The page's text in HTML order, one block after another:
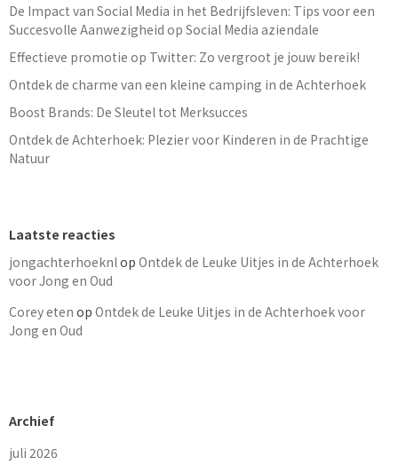
De Impact van Social Media in het Bedrijfsleven: Tips voor een
Succesvolle Aanwezigheid op Social Media aziendale
Effectieve promotie op Twitter: Zo vergroot je jouw bereik!
Ontdek de charme van een kleine camping in de Achterhoek
Boost Brands: De Sleutel tot Merksucces
Ontdek de Achterhoek: Plezier voor Kinderen in de Prachtige
Natuur
Laatste reacties
jongachterhoeknl op Ontdek de Leuke Uitjes in de Achterhoek
voor Jong en Oud
Corey eten op Ontdek de Leuke Uitjes in de Achterhoek voor
Jong en Oud
Archief
juli 2026